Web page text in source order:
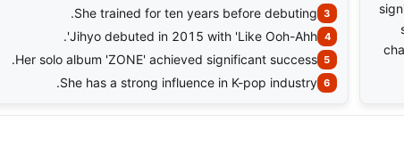
She trained for ten years before debuting.
Jihyo debuted in 2015 with 'Like Ooh-Ahh'.
Her solo album 'ZONE' achieved significant success.
She has a strong influence in K-pop industry.